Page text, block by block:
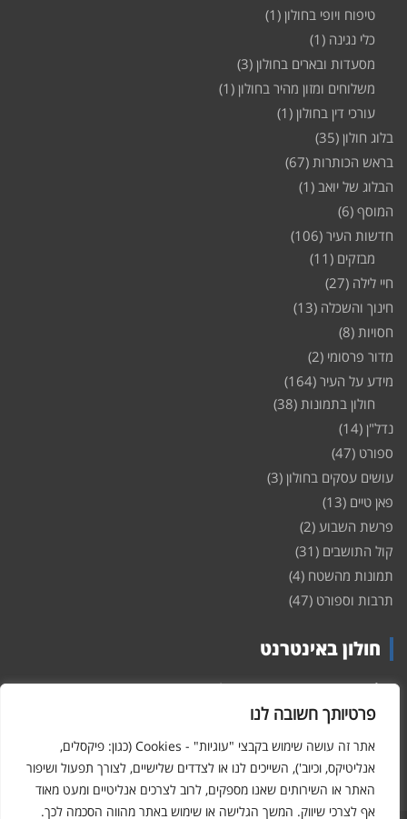
פרטיותך חשובה לנו
אתר זה עושה שימוש בקבצי "עוגיות" - Cookies (כגון: פיקסלים,
אנליטיקס, וכיוב'), השייכים לנו או לצדדים שלישיים, לצורך תפעול ושיפור
האתר או השירותים שאנו מספקים, לרוב לצרכים אנליטיים ומעט מאוד
אף לצרכי שיווק. המשך הגלישה או שימוש באתר מהווה הסכמה לכך.
טיפוח ויופי בחולון (1)
כלי נגינה (1)
מסעדות ובארים בחולון (3)
משלוחים ומזון מהיר בחולון (1)
עורכי דין בחולון (1)
בלוג חולון (35)
בראש הכותרות (67)
הבלוג של יואב (1)
המוסף (6)
חדשות העיר (106)
מבזקים (11)
חיי לילה (27)
חינוך והשכלה (13)
חסויות (8)
מדור פרסומי (2)
מידע על העיר (164)
חולון בתמונות (38)
נדל"ן (14)
ספורט (47)
עושים עסקים בחולון (3)
פאן טיים (13)
פרשת השבוע (2)
קול התושבים (31)
תמונות מהשטח (4)
תרבות וספורט (47)
חולון באינטרנט
חולוןבאינטרנט – האתר שמביא לכם עדכונים ומידע מהשטח מהעיר
חולון. במה פתוחה לקול תושבי חולון באינטרנט, מידע על
ופרוייקטים חדשים בעיר, חיי לילה, וכן טורי דעה, עסקים בחולון, ודיונים על
הנעשה בעיר. אתם מוזמנים ומוזמנות להשתתף בדיון ולשלוח לנו כתבות
ואף להגיב על הכתבות המפורסמות באתר.